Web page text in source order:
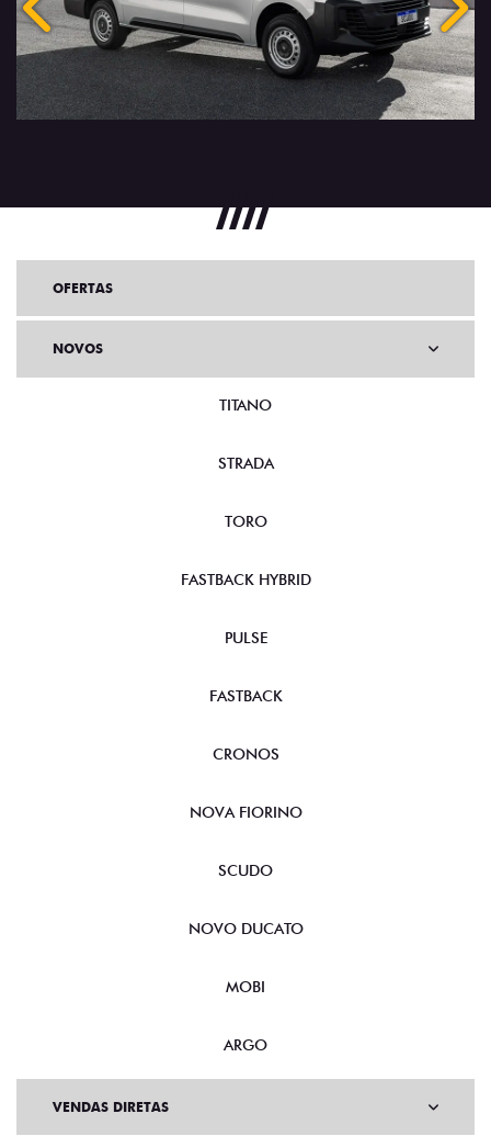
Anterior
OFERTAS
NOVOS
TITANO
STRADA
TORO
FASTBACK HYBRID
PULSE
FASTBACK
CRONOS
NOVA FIORINO
SCUDO
NOVO DUCATO
MOBI
ARGO
VENDAS DIRETAS